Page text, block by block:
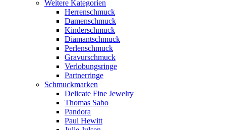
Weitere Kategorien
Herrenschmuck
Damenschmuck
Kinderschmuck
Diamantschmuck
Perlenschmuck
Gravurschmuck
Verlobungsringe
Partnerringe
Schmuckmarken
Delicate Fine Jewelry
Thomas Sabo
Pandora
Paul Hewitt